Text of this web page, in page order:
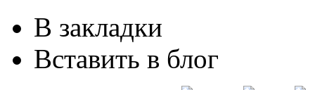
В закладки
Вставить в блог